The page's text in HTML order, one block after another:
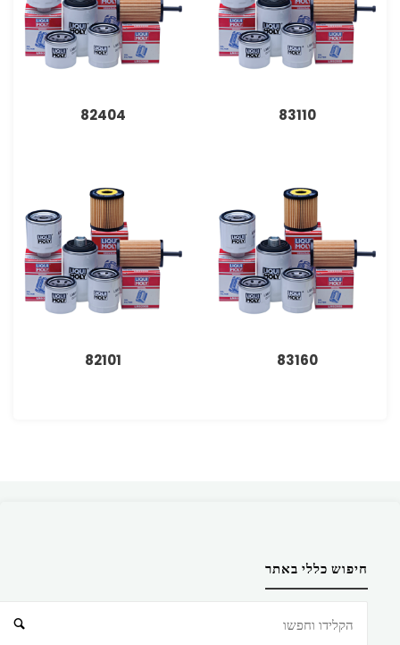
83110
82404
83160
82101
חיפוש כללי באתר